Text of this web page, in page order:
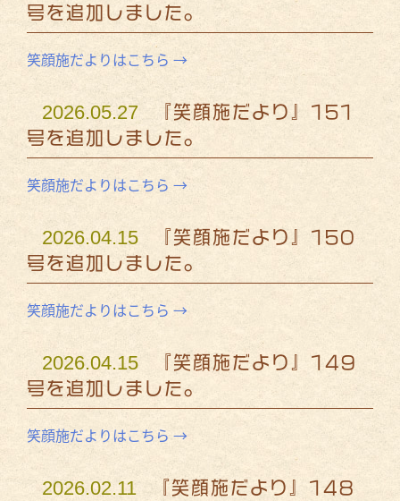
号を追加しました。
笑顔施だよりはこちら →
2026.05.27
『笑顔施だより』151
号を追加しました。
笑顔施だよりはこちら →
2026.04.15
『笑顔施だより』150
号を追加しました。
笑顔施だよりはこちら →
2026.04.15
『笑顔施だより』149
号を追加しました。
笑顔施だよりはこちら →
2026.02.11
『笑顔施だより』148